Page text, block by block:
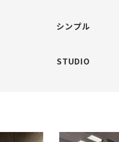
シンプル
STUDIO